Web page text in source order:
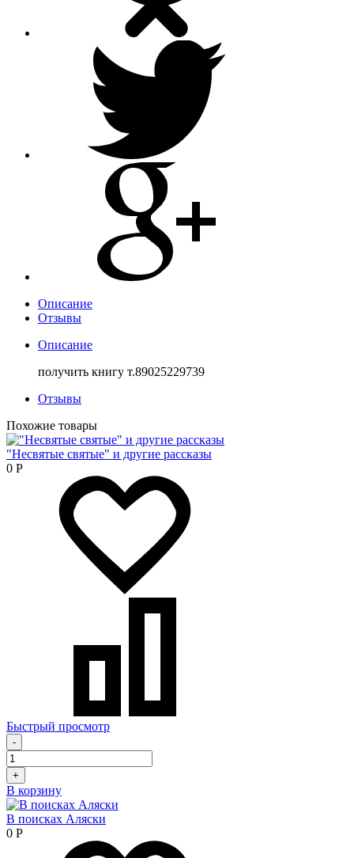
Описание
Отзывы
Описание
получить книгу т.89025229739
Отзывы
Похожие товары
"Несвятые святые" и другие рассказы
0 Р
Быстрый просмотр
-
+
В корзину
В поисках Аляски
0 Р